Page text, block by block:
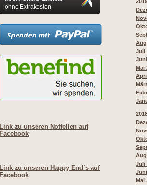
ohne Extrakosten
Link zu unseren Notfellen auf
Facebook
Link zu unseren Happy End´s auf
Facebook
2019
Juli
Mai
2018
Juli
Mai